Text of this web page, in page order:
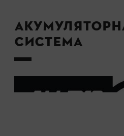
Система